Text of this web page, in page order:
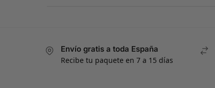
Envío gratis a toda España
Recibe tu paquete en 7 a 15 días